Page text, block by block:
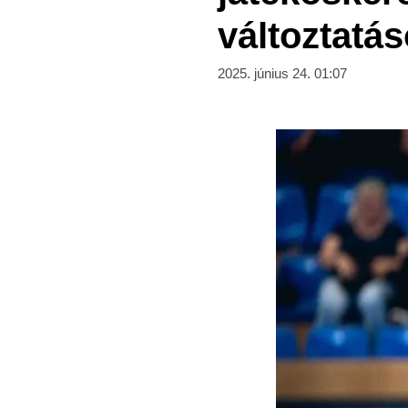
2025. június 24. 01:07